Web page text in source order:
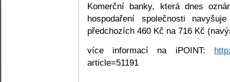
Komerční banky, která dnes
hospodaření společnosti
předchozích 460 Kč na 716 Kč
více informací na iPOINT:
article=51191